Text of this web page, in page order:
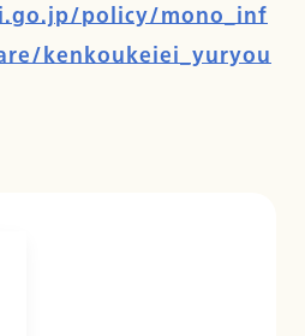
policy/mono_inf
kenkoukeiei_yuryou